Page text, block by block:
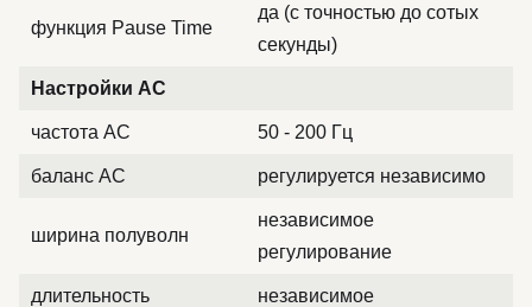
функция Pause Time
да (с точностью до сотых
секунды)
Настройки AC
частота AC 50 - 200 Гц
баланс AC регулируется независимо
ширина полуволн
независимое
регулирование
длительность
независимое